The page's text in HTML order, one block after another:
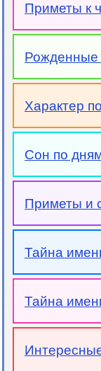
Приметы к
Рожденные
Характер
Сон по
Приметы и
Тайна
Тайна